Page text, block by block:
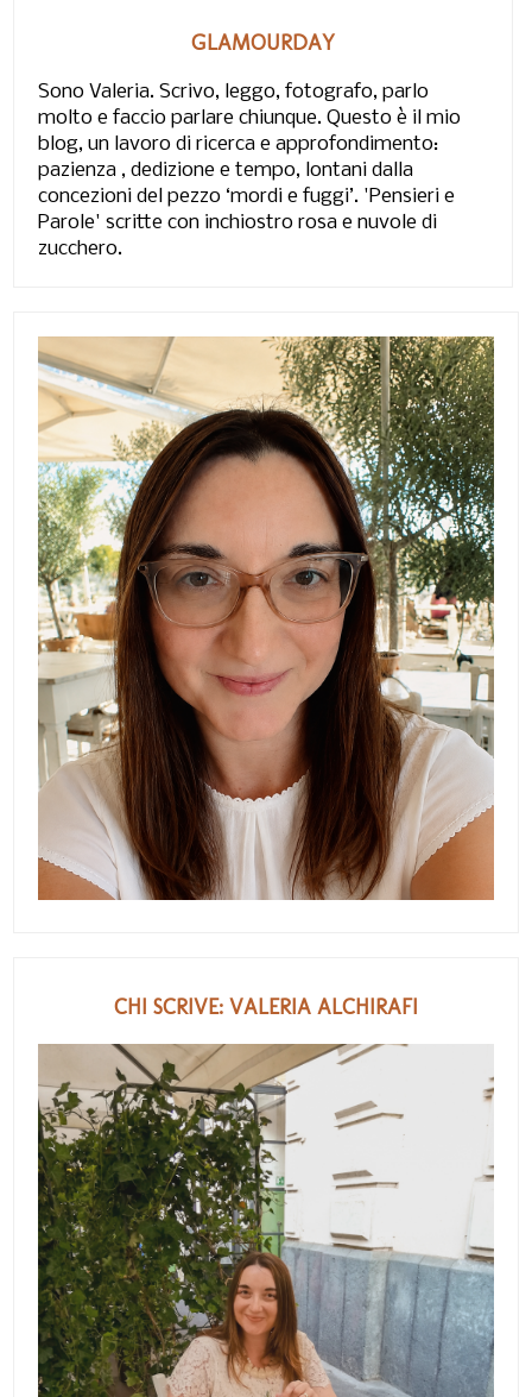
GLAMOURDAY
Sono Valeria. Scrivo, leggo, fotografo, parlo
molto e faccio parlare chiunque. Questo è il mio
blog, un lavoro di ricerca e approfondimento:
pazienza , dedizione e tempo, lontani dalla
concezioni del pezzo ‘mordi e fuggi’. 'Pensieri e
Parole' scritte con inchiostro rosa e nuvole di
zucchero.
CHI SCRIVE: VALERIA ALCHIRAFI